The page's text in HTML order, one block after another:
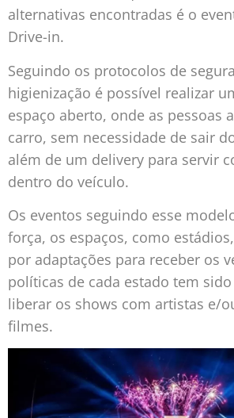
alternativas encontradas é o
Drive-in.
Seguindo os protocolos de
higienização é possível realizar
espaço aberto, onde as pessoas
carro, sem necessidade de sair
além de um delivery para servir
dentro do veículo.
Os eventos seguindo esse
força, os espaços, como
por adaptações para receber os
políticas de cada estado tem
liberar os shows com artistas e/
filmes.